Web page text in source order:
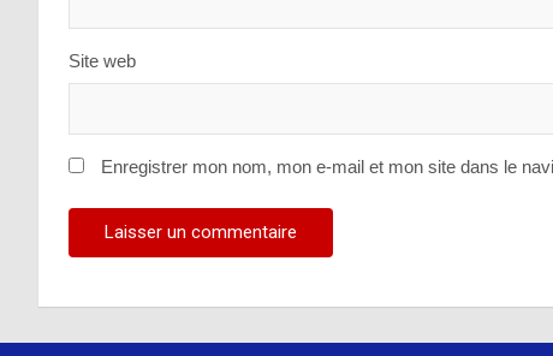
Site web
Enregistrer mon nom, mon e-mail et mon site dans le